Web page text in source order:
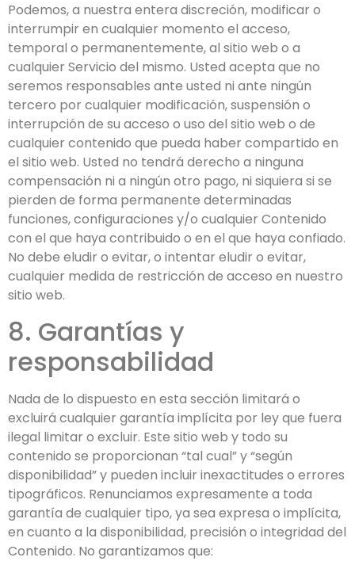
Podemos, a nuestra entera discreción, modificar o
interrumpir en cualquier momento el acceso,
temporal o permanentemente, al sitio web o a
cualquier Servicio del mismo. Usted acepta que no
seremos responsables ante usted ni ante ningún
tercero por cualquier modificación, suspensión o
interrupción de su acceso o uso del sitio web o de
cualquier contenido que pueda haber compartido en
el sitio web. Usted no tendrá derecho a ninguna
compensación ni a ningún otro pago, ni siquiera si se
pierden de forma permanente determinadas
funciones, configuraciones y/o cualquier Contenido
con el que haya contribuido o en el que haya confiado.
No debe eludir o evitar, o intentar eludir o evitar,
cualquier medida de restricción de acceso en nuestro
sitio web.
8. Garantías y
responsabilidad
Nada de lo dispuesto en esta sección limitará o
excluirá cualquier garantía implícita por ley que fuera
ilegal limitar o excluir. Este sitio web y todo su
contenido se proporcionan “tal cual” y “según
disponibilidad” y pueden incluir inexactitudes o errores
tipográficos. Renunciamos expresamente a toda
garantía de cualquier tipo, ya sea expresa o implícita,
en cuanto a la disponibilidad, precisión o integridad del
Contenido. No garantizamos que: